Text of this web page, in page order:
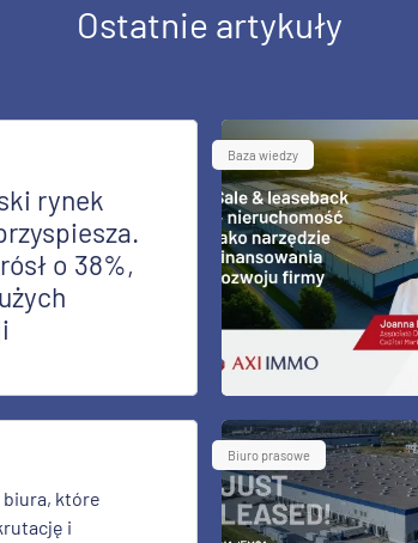
Ostatnie artykuły
rynek
o 38%,
Baza wiedzy
które
i
Biuro prasowe